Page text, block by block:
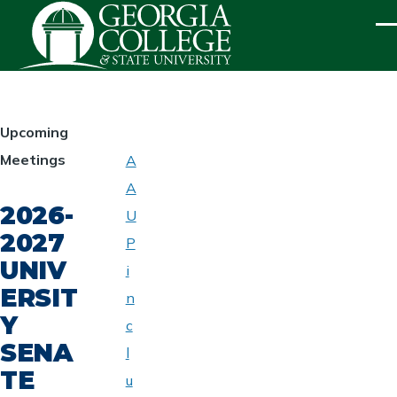
Skip to main content
HOMEPAGE
Upcoming
Meetings
2026-
2027
UNIV
ERSIT
Y
SENA
TE
UNIVERSITY
SENATE
A
A
U
P
i
n
c
l
u